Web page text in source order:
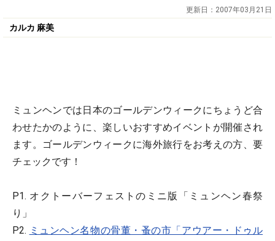
更新日： 2007年03月21日
カルカ 麻美
ミュンヘンでは日本のゴールデンウィークにちょうど合
わせたかのように、楽しいおすすめイベントが開催され
ます。ゴールデンウィークに海外旅行をお考えの方、要
チェックです！
P1. オクトーバーフェストのミニ版「ミュンヘン春祭
り」
P2. ミュンヘン名物の骨董・蚤の市「アウアー・ドゥル